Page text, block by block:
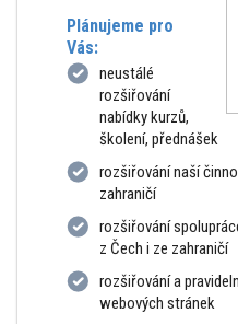
Plánujeme pro
Vás:
neustálé
rozšiřování
nabídky kurzů,
školení, přednášek
rozšiřování naší
zahraničí
rozšiřování
z Čech i ze zahraničí
rozšiřování a
webových stránek